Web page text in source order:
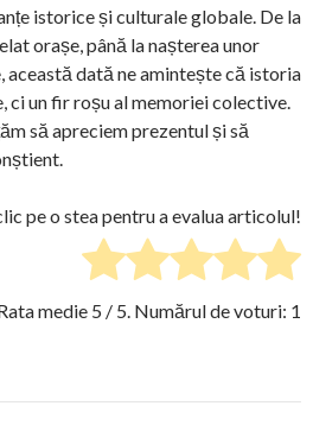
istorice și culturale globale. De la
orașe, până la nașterea unor
dată ne amintește că istoria
ci un fir roșu al memoriei colective.
să apreciem prezentul și să
pe o stea pentru a evalua articolul!
medie 5 / 5. Numărul de voturi: 1